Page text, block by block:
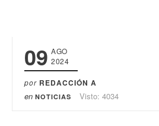
09 AGO
2024
por REDACCIÓN A
en NOTICIAS Visto: 4034